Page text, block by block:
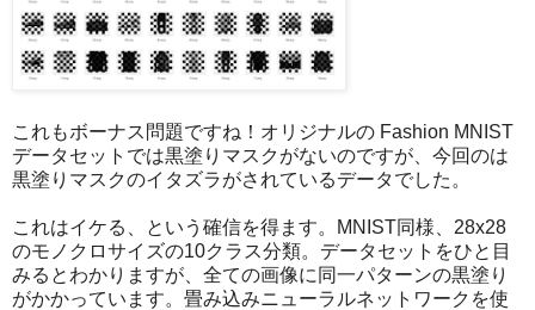
これもボーナス問題ですね！オリジナルの Fashion MNIST
データセットでは黒塗りマスクがないのですが、今回のは
黒塗りマスクのイタズラがされているデータでした。
これはイケる、という確信を得ます。MNIST同様、28x28
のモノクロサイズの10クラス分類。データセットをひと目
みるとわかりますが、全ての画像に同一パターンの黒塗り
がかかっています。畳み込みニューラルネットワークを使